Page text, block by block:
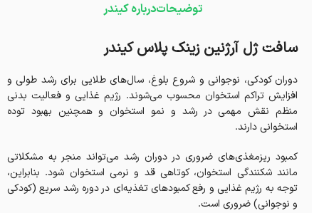
توضیحاتدرباره کیندر
سافت ژل آرژنین زینک پلاس کیندر
دوران کودکی، نوجوانی و شروع بلوغ، سال‌های طلایی برای رشد طولی و
افزایش تراکم استخوان محسوب می‌شوند. رژیم غذایی و فعالیت بدنی
منظم نقش مهمی در رشد و نمو استخوان و همچنین بهبود توده
استخوانی دارند.
کمبود ریزمغذی‌های ضروری در دوران رشد می‌تواند منجر به مشکلاتی
مانند شکنندگی استخوان، کوتاهی قد و نرمی استخوان شود. بنابراین،
توجه به رژیم غذایی و رفع کمبودهای تغذیه‌ای در دوره رشد سریع (کودکی
و نوجوانی) ضروری است.